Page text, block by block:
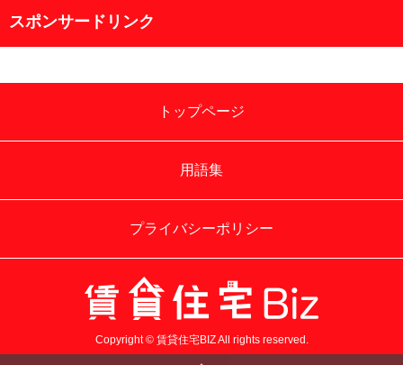
スポンサードリンク
トップページ
用語集
プライバシーポリシー
Copyright © 賃貸住宅BIZ All rights reserved.